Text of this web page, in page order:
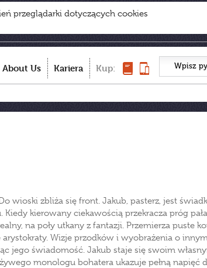
przeglądarki dotyczących cookies
About Us Kariera Kup:
wioski zbliża się front. Jakub, pasterz, jest
kierowany ciekawością przekracza próg
na poły utkany z fantazji. Przemierza puste
Wizje przodków i wyobrażenia o
jego świadomość. Jakub staje się swoim
monologu bohatera ukazuje pełną napięć